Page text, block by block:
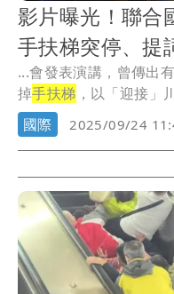
影片曝光！聯合
手扶梯突停、提
...會發表演講，曾傳出
掉手扶梯
國際
2025/09/24